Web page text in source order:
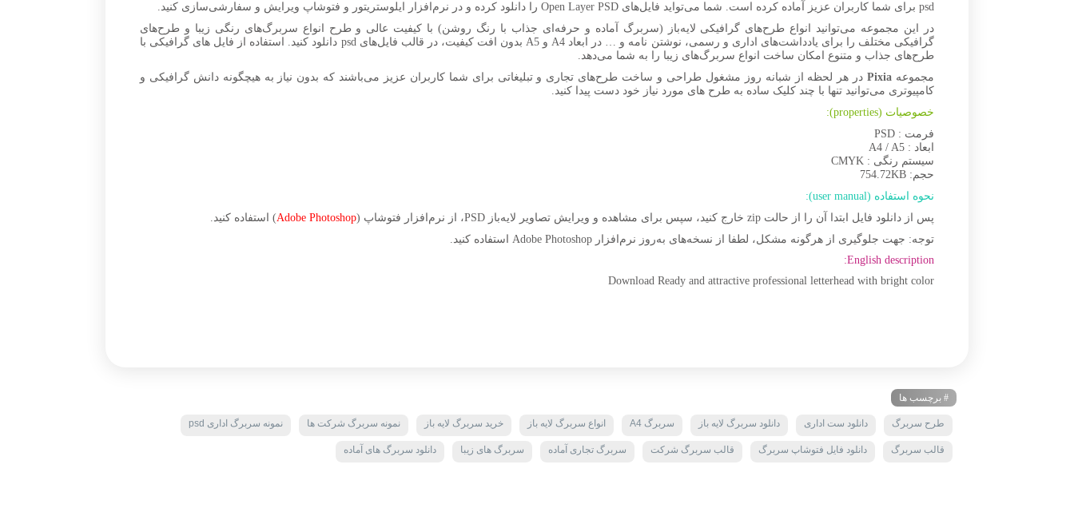
psd برای شما کاربران عزیز آماده کرده است. شما می‌تواید فایل‌های Open Layer PSD را دانلود کرده و در نرم‌افزار ایلوستریتور و فتوشاپ ویرایش و سفارشی‌سازی کنید.
در این مجموعه می‌توانید انواع طرح‌های گرافیکی لایه‌باز (سربرگ آماده و حرفه‌ای جذاب با رنگ روشن) با کیفیت عالی و طرح انواع سربرگ‌های رنگی زیبا و طرح‌های
گرافیکی مختلف را برای یادداشت‌های اداری و رسمی، نوشتن نامه و … در ابعاد A4 و A5 بدون افت کیفیت، در قالب فایل‌های psd دانلود کنید. استفاده از فایل های گرافیکی با
طرح‌های جذاب و متنوع امکان ساخت انواع سربرگ‌های زیبا را به شما می‌دهد.
مجموعه Pixia در هر لحظه از شبانه روز مشغول طراحی و ساخت طرح‌های تجاری و تبلیغاتی برای شما کاربران عزیز می‌باشند که بدون نیاز به هیچگونه دانش گرافیکی و
کامپیوتری می‌توانید تنها با چند کلیک ساده به طرح های مورد نیاز خود دست پیدا کنید.
خصوصیات (properties):
فرمت : PSD
ابعاد : A4 / A5
سیستم رنگی : CMYK
حجم: 754.72KB
نحوه استفاده (user manual):
پس از دانلود فایل ابتدا آن را از حالت zip خارج کنید، سپس برای مشاهده و ویرایش تصاویر لایه‌باز PSD، از نرم‌افزار فتوشاپ (
Adobe Photoshop) استفاده کنید.
توجه: جهت جلوگیری از هرگونه مشکل، لطفا از نسخه‌های به‌روز نرم‌افزار Adobe Photoshop استفاده کنید.
English description:
Download Ready and attractive professional letterhead with bright color
# برچسب ها
طرح سربرگ دانلود ست اداری دانلود سربرگ لایه باز سربرگ A4 انواع سربرگ لایه باز خرید سربرگ لایه باز نمونه سربرگ شرکت ها نمونه سربرگ اداری psd
قالب سربرگ دانلود فایل فتوشاپ سربرگ قالب سربرگ شرکت سربرگ تجاری آماده سربرگ های زیبا دانلود سربرگ های آماده